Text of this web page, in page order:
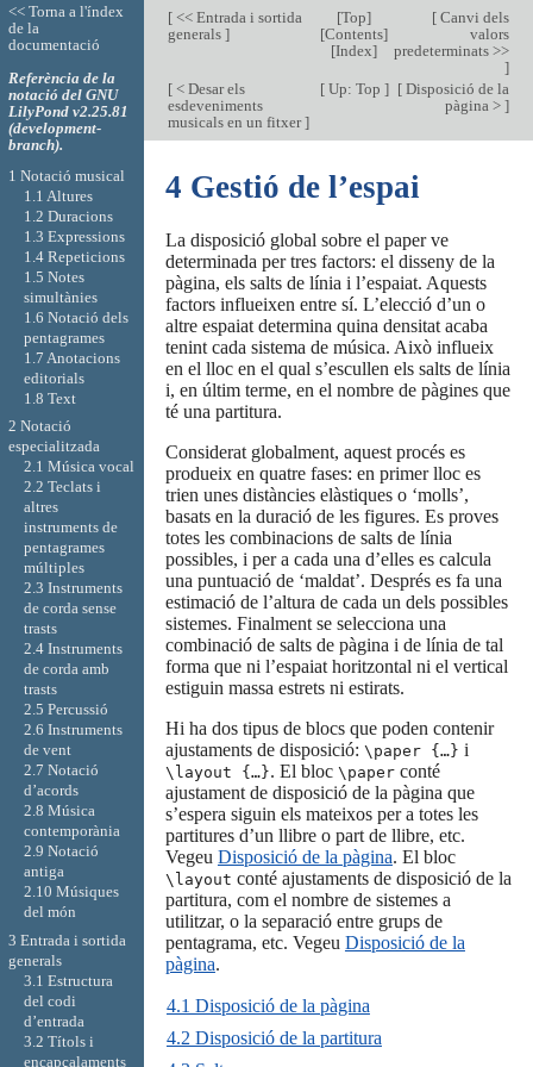
[<< Entrada i sortida
generals ]
[Top]
[Contents]
[Index]
[Canvi dels
valors
predeterminats >>
]
[< Desar els
esdeveniments
musicals en un fitxer]
[Up: Top ] [Disposició de la
pàgina > ]
4 Gestió de l’espai
La disposició global sobre el paper ve
determinada per tres factors: el disseny de la
pàgina, els salts de línia i l’espaiat. Aquests
factors influeixen entre sí. L’elecció d’un o
altre espaiat determina quina densitat acaba
tenint cada sistema de música. Això influeix
en el lloc en el qual s’escullen els salts de línia
i, en últim terme, en el nombre de pàgines que
té una partitura.
Considerat globalment, aquest procés es
produeix en quatre fases: en primer lloc es
trien unes distàncies elàstiques o ‘molls’,
basats en la duració de les figures. Es proves
totes les combinacions de salts de línia
possibles, i per a cada una d’elles es calcula
una puntuació de ‘maldat’. Després es fa una
estimació de l’altura de cada un dels possibles
sistemes. Finalment se selecciona una
combinació de salts de pàgina i de línia de tal
forma que ni l’espaiat horitzontal ni el vertical
estiguin massa estrets ni estirats.
Hi ha dos tipus de blocs que poden contenir
ajustaments de disposició: \paper {…} i
\layout {…}. El bloc \paperconté
ajustament de disposició de la pàgina que
s’espera siguin els mateixos per a totes les
partitures d’un llibre o part de llibre, etc.
Vegeu Disposició de la pàgina. El bloc
\layout conté ajustaments de disposició de la
partitura, com el nombre de sistemes a
utilitzar, o la separació entre grups de
pentagrama, etc. Vegeu Disposició de la
pàgina.
4.1 Disposició de la pàgina
4.2 Disposició de la partitura
<< Torna a l'índex
de la
documentació
Referència de la
notació del GNU
LilyPond v2.25.81
(development-
branch).
1 Notació musical
1.1 Altures
1.2 Duracions
1.3 Expressions
1.4 Repeticions
1.5 Notes
simultànies
1.6 Notació dels
pentagrames
1.7 Anotacions
editorials
1.8 Text
2 Notació
especialitzada
2.1 Música vocal
2.2 Teclats i
altres
instruments de
pentagrames
múltiples
2.3 Instruments
de corda sense
trasts
2.4 Instruments
de corda amb
trasts
2.5 Percussió
2.6 Instruments
de vent
2.7 Notació
d’acords
2.8 Música
contemporània
2.9 Notació
antiga
2.10 Músiques
del món
3 Entrada i sortida
generals
3.1 Estructura
del codi
d’entrada
3.2 Títols i
encapçalaments